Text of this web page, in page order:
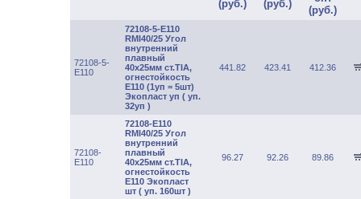
(руб.)
(руб.)
(руб.)
72108-5-
E110
72108-5-E110
RMI40/25 Угол
внутренний
плавный
40х25мм ст.TIA,
огнестойкость
Е110 (1уп = 5шт)
Экопласт уп ( уп.
32уп )
441.82 423.41 412.36
72108-
E110
72108-E110
RMI40/25 Угол
внутренний
плавный
40х25мм ст.TIA,
огнестойкость
Е110 Экопласт
шт ( уп. 160шт )
96.27 92.26 89.86